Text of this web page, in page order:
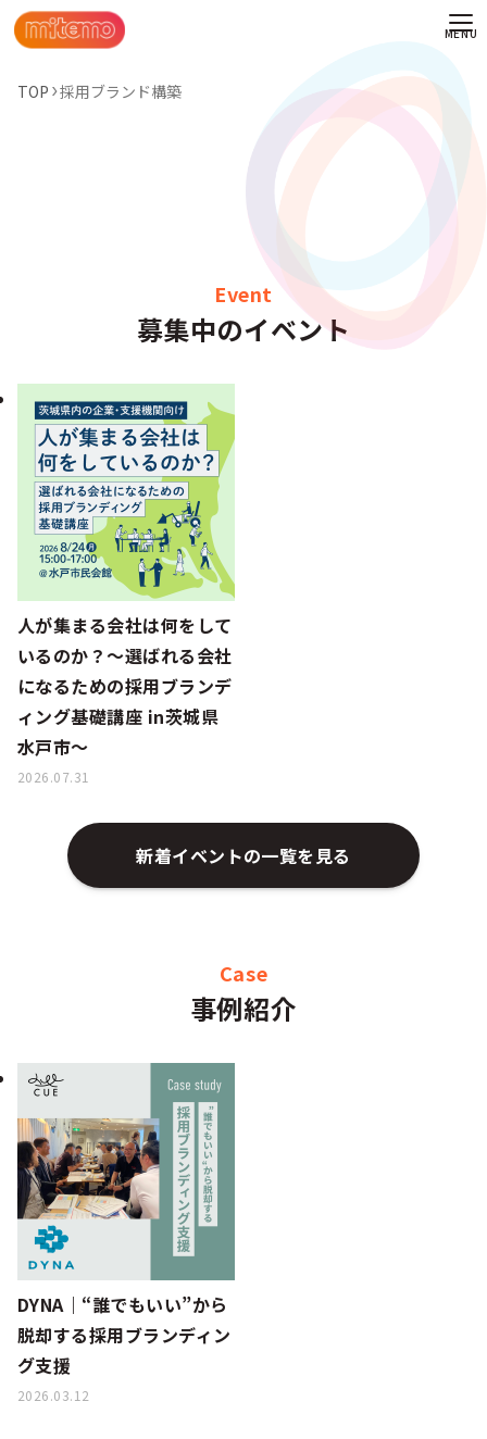
TOP 採用ブランド構築
Event
募集中のイベント
人が集まる会社は何をして
いるのか？～選ばれる会社
になるための採用ブランデ
ィング基礎講座 in茨城県
水戸市～
2026.07.31
新着イベントの一覧を見る
Case
事例紹介
DYNA｜“誰でもいい”から
脱却する採用ブランディン
グ支援
2026.03.12